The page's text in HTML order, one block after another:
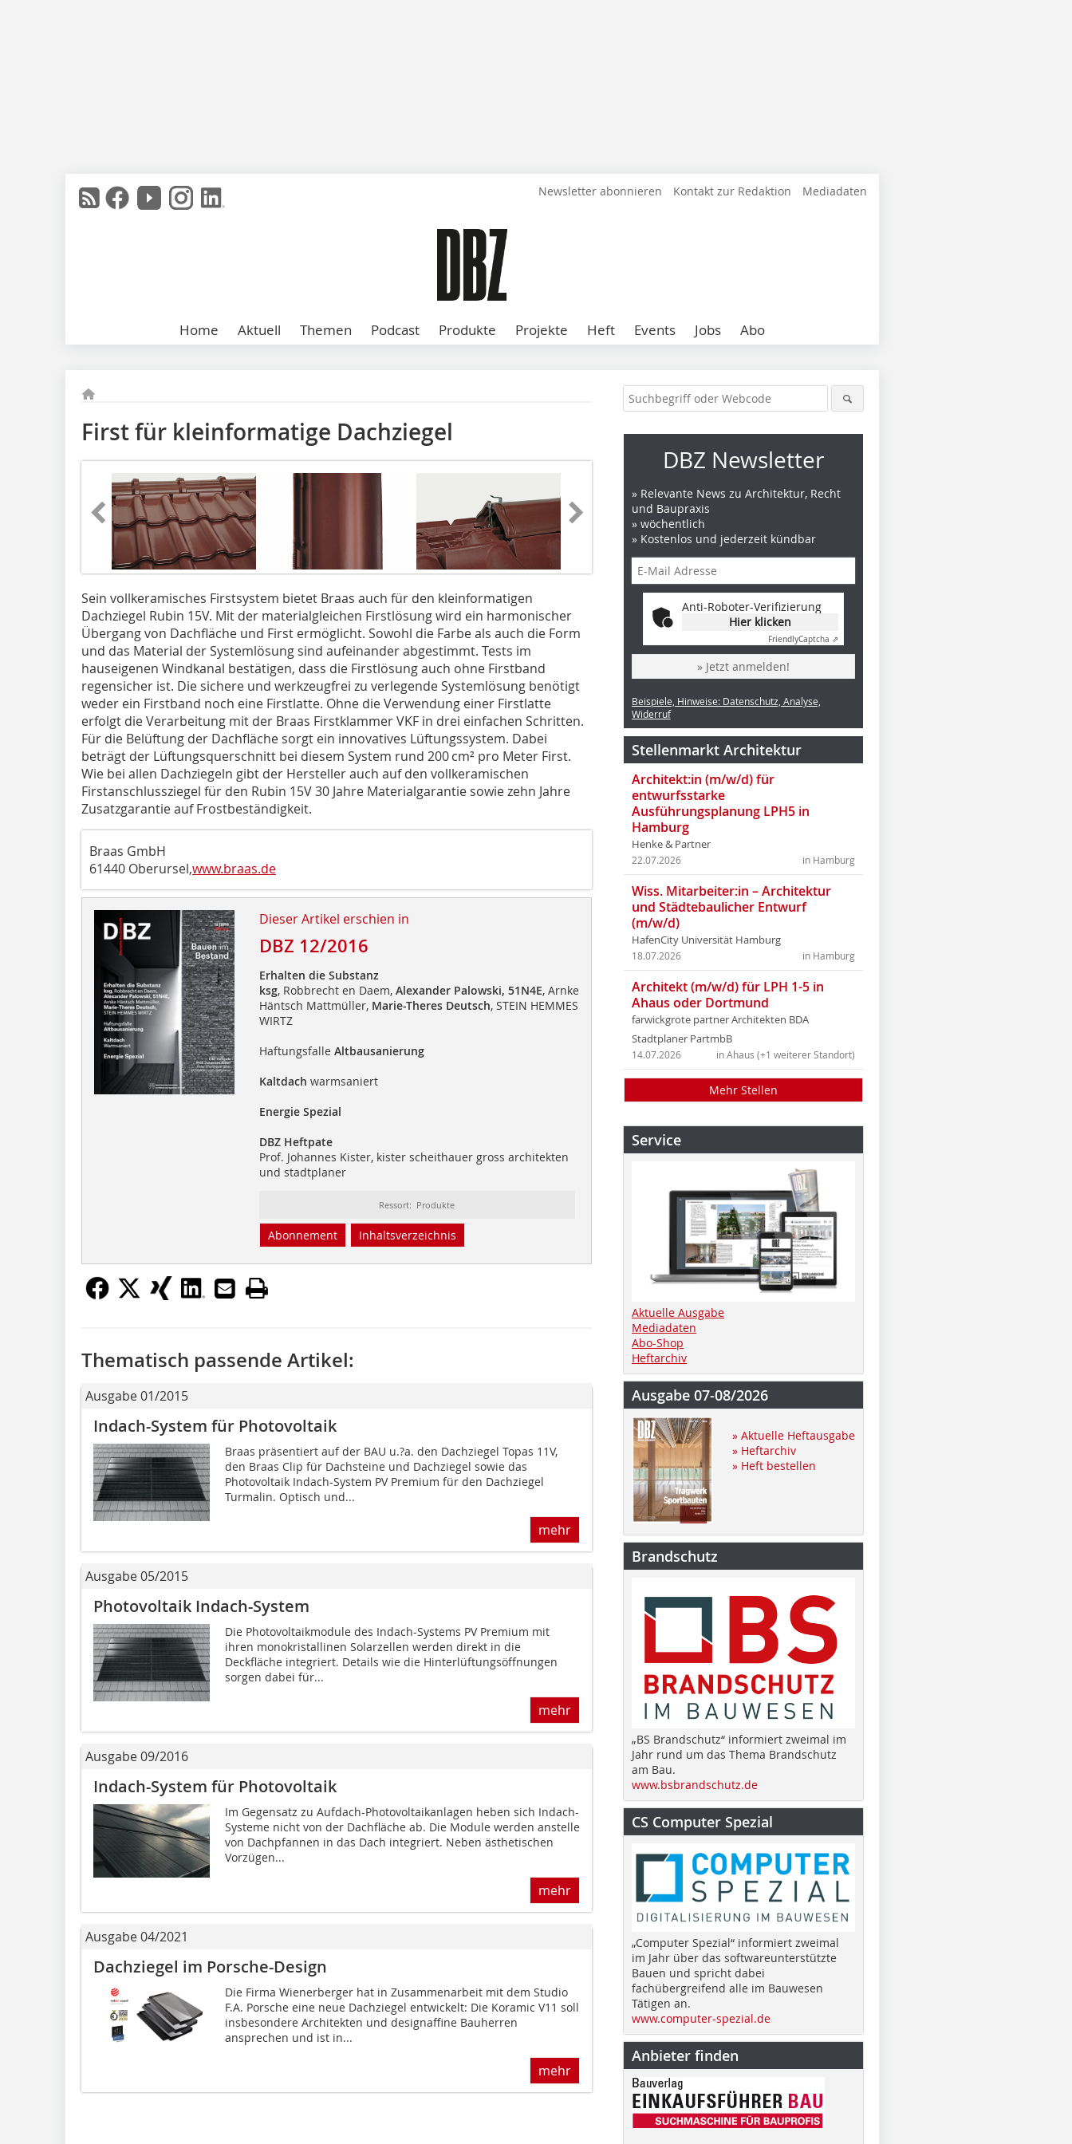
Newsletter abonnieren Kontakt zur Redaktion Mediadaten
Home Aktuell Themen Podcast Produkte Projekte Heft Events Jobs Abo
First für kleinformatige Dachziegel
Sein vollkeramisches Firstsystem bietet Braas auch für den kleinformatigen
Dachziegel Rubin 15V. Mit der materialgleichen Firstlösung wird ein harmonischer
Übergang von Dachfläche und First ermöglicht. Sowohl die Farbe als auch die Form
und das Material der Systemlösung sind aufeinander abgestimmt. Tests im
hauseigenen Windkanal bestätigen, dass die Firstlösung auch ohne Firstband
regensicher ist. Die sichere und werkzeugfrei zu verlegende Systemlösung benötigt
weder ein Firstband noch eine Firstlatte. Ohne die Verwendung einer Firstlatte
erfolgt die Verarbeitung mit der Braas Firstklammer VKF in drei einfachen Schritten.
Für die Belüftung der Dachfläche sorgt ein innovatives Lüftungssystem. Dabei
beträgt der Lüftungsquerschnitt bei diesem System rund 200 cm² pro Meter First.
Wie bei allen Dachziegeln gibt der Hersteller auch auf den vollkeramischen
Firstanschlussziegel für den Rubin 15V 30 Jahre Materialgarantie sowie zehn Jahre
Zusatzgarantie auf Frostbeständigkeit.
Braas GmbH
61440 Oberursel,www.braas.de
Dieser Artikel erschien in
DBZ 12/2016
Erhalten die Substanz
ksg, Robbrecht en Daem,Alexander Palowski, 51N4E, Arnke
Häntsch Mattmüller, Marie-Theres Deutsch, STEIN HEMMES
WIRTZ
Haftungsfalle Altbausanierung
Kaltdach warmsaniert
Energie Spezial
DBZ Heftpate
Prof. Johannes Kister, kister scheithauer gross architekten
und stadtplaner
Ressort: Produkte
Abonnement Inhaltsverzeichnis
Thematisch passende Artikel:
Ausgabe 01/2015
Indach-System für Photovoltaik
Braas präsentiert auf der BAU u.?a. den Dachziegel Topas 11V,
den Braas Clip für Dachsteine und Dachziegel sowie das
Photovoltaik Indach-System PV Premium für den Dachziegel
Turmalin. Optisch und...
mehr
Ausgabe 05/2015
Photovoltaik Indach-System
Die Photovoltaikmodule des Indach-Systems PV Premium mit
ihren monokristallinen Solarzellen werden direkt in die
Deckfläche integriert. Details wie die Hinterlüftungsöffnungen
sorgen dabei für...
mehr
Ausgabe 09/2016
Indach-System für Photovoltaik
Im Gegensatz zu Aufdach-Photovoltaikanlagen heben sich Indach-
Systeme nicht von der Dachfläche ab. Die Module werden anstelle
von Dachpfannen in das Dach integriert. Neben ästhetischen
Vorzügen...
mehr
Ausgabe 04/2021
Dachziegel im Porsche-Design
Die Firma Wienerberger hat in Zusammenarbeit mit dem Studio
F.A. Porsche eine neue Dachziegel entwickelt: Die Koramic V11 soll
insbesondere Architekten und designaffine Bauherren
ansprechen und ist in...
mehr
DBZ Newsletter
» Relevante News zu Architektur, Recht
und Baupraxis
» wöchentlich
» Kostenlos und jederzeit kündbar
Anti-Roboter-Verifizierung
Hier klicken
FriendlyCaptcha ⇗
» Jetzt anmelden!
Beispiele, Hinweise: Datenschutz, Analyse,
Widerruf
Stellenmarkt Architektur
Architekt:in (m/w/d) für
entwurfsstarke
Ausführungsplanung LPH5 in
Hamburg
Henke & Partner
in Hamburg
22.07.2026
Wiss. Mitarbeiter:in – Architektur
und Städtebaulicher Entwurf
(m/w/d)
HafenCity Universität Hamburg
in Hamburg
18.07.2026
Architekt (m/w/d) für LPH 1-5 in
Ahaus oder Dortmund
farwickgrote partner Architekten BDA
Stadtplaner PartmbB
in Ahaus (+1 weiterer Standort)
14.07.2026
Mehr Stellen
Service
Aktuelle Ausgabe
Mediadaten
Abo-Shop
Heftarchiv
Ausgabe 07-08/2026
» Aktuelle Heftausgabe
» Heftarchiv
» Heft bestellen
Brandschutz
„BS Brandschutz“ informiert zweimal im
Jahr rund um das Thema Brandschutz
am Bau.
www.bsbrandschutz.de
CS Computer Spezial
„Computer Spezial“ informiert zweimal
im Jahr über das softwareunterstützte
Bauen und spricht dabei
fachübergreifend alle im Bauwesen
Tätigen an.
www.computer-spezial.de
Anbieter finden